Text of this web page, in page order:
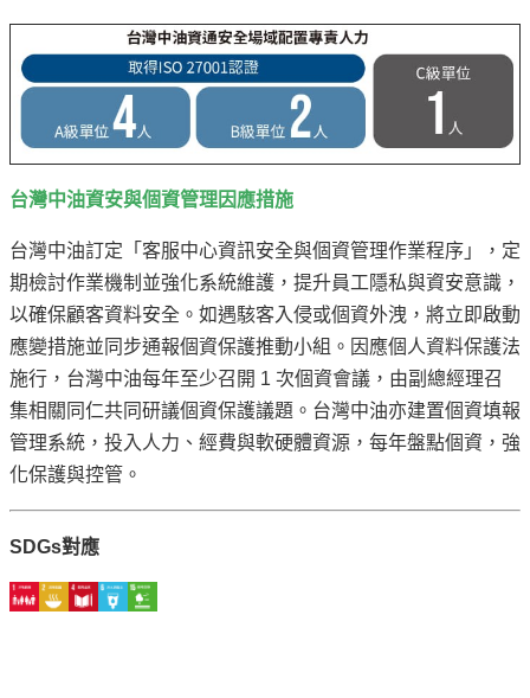
開
放
告
隱
權
聲
明
資
訊
安
全
政
策
見
台灣中油資安與個資管理因應措施
台灣中油訂定「客服中心資訊安全與個資管理作業程序」，定
期檢討作業機制並強化系統維護，提升員工隱私與資安意識，
以確保顧客資料安全。如遇駭客入侵或個資外洩，將立即啟動
應變措施並同步通報個資保護推動小組。因應個人資料保護法
施行，台灣中油每年至少召開 1 次個資會議，由副總經理召
集相關同仁共同研議個資保護議題。台灣中油亦建置個資填報
管理系統，投入人力、經費與軟硬體資源，每年盤點個資，強
化保護與控管。
SDGs對應